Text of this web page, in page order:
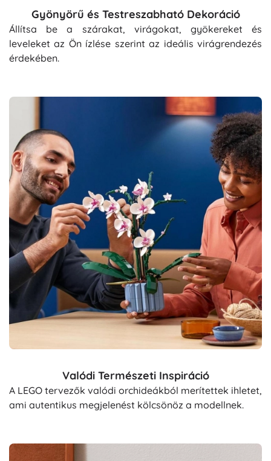
Gyönyörű és Testreszabható Dekoráció
Állítsa be a szárakat, virágokat, gyökereket és
leveleket az Ön ízlése szerint az ideális virágrendezés
érdekében.
Valódi Természeti Inspiráció
A LEGO tervezők valódi orchideákból merítettek ihletet,
ami autentikus megjelenést kölcsönöz a modellnek.